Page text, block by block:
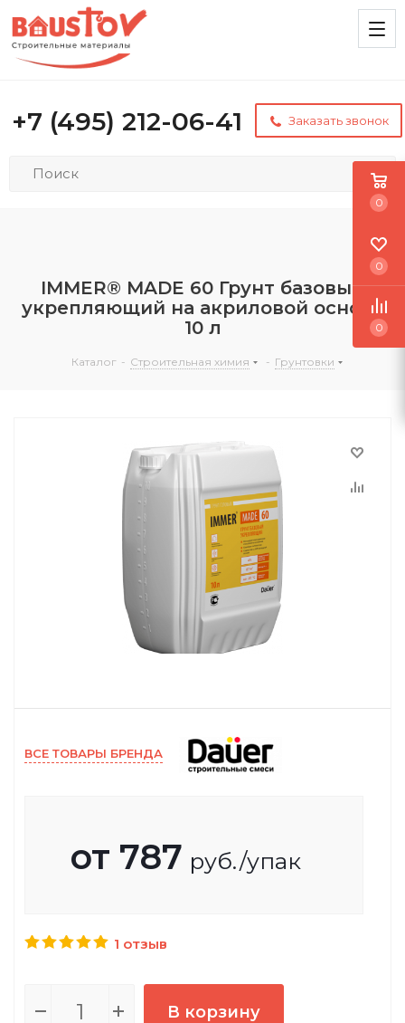
+7 (495) 212-06-41 Заказать звонок
IMMER® MADE 60 Грунт базовый
укрепляющий на акриловой основе
10 л
Каталог - Строительная химия - Грунтовки
ВСЕ ТОВАРЫ БРЕНДА
от 787 руб./упак
1 отзыв
В корзину
0
0
0